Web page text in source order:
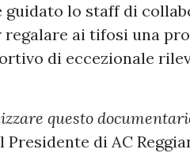
guidato lo staff di
ai tifosi una
di eccezionale
questo
di AC